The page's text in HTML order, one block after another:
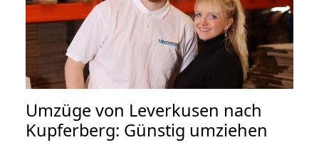
Umzüge von Leverkusen nach
Kupferberg: Günstig umziehen